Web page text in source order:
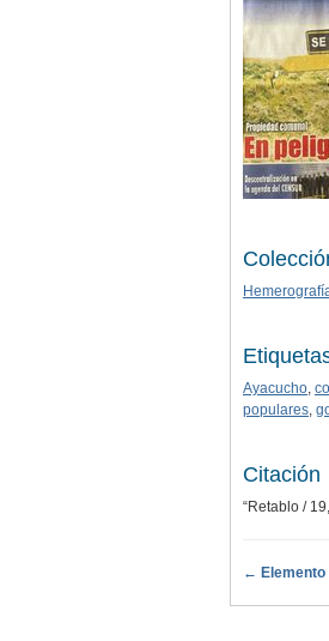
Ayacucho
populares
Citación
“Retablo /
←